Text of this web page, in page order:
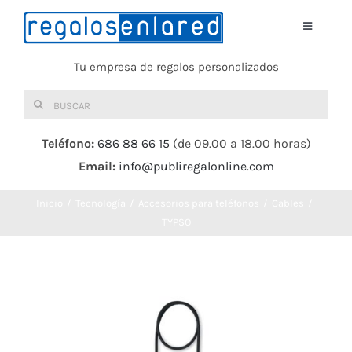
Saltar
Toggle
Tu empresa de regalos personalizados
Buscar:
Teléfono: 686 88 66 15 (de 09.00 a 18.00 horas)
Email: info@publiregalonline.com